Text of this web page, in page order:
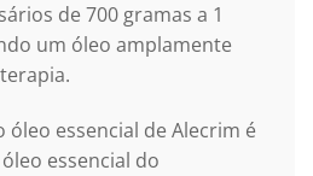
de 700 gramas a 1
um óleo amplamente
essencial de Alecrim é
essencial do